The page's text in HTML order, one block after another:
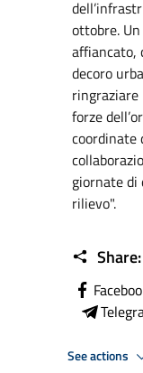
ottobre.
affiancato,
decoro
forze
coordinate
giornate di
rilievo".
Share:
See actions